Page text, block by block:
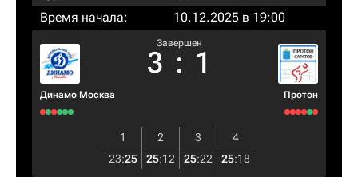
Время начала:
10.12.2025 в 19:00
Динамо Москва
Завершен
3 : 1
Протон
1 2 3
4
23:25 25:12 25:22 25:18